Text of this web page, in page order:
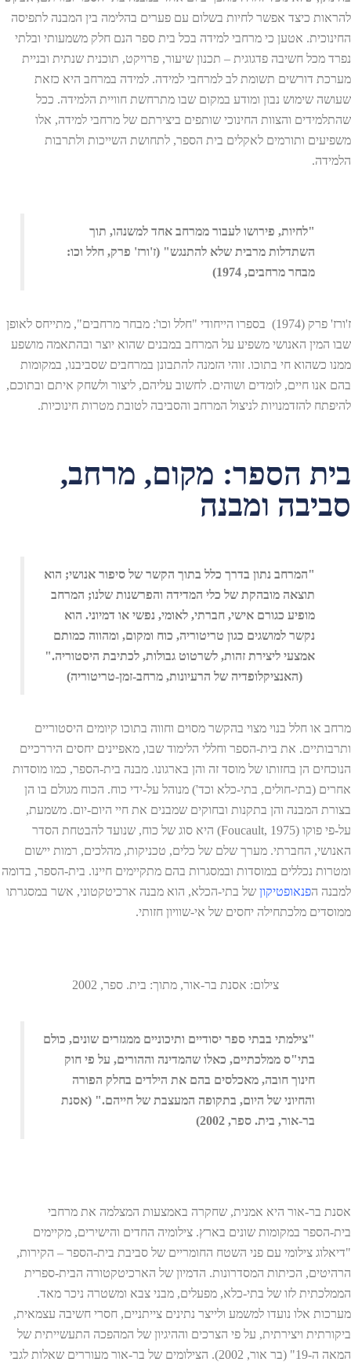
להראות כיצד אפשר לחיות בשלום עם פערים בהלימה בין המבנה לתפיסה
החינוכית. אטען כי מרחבי למידה בכל בית ספר הנם חלק משמעותי ובלתי
נפרד מכל חשיבה פדגוגית – תכנון שיעור, פרויקט, תוכנית שנתית ובניית
מערכת דורשים תשומת לב למרחבי למידה. למידה במרחב היא כזאת
שעושה שימוש נבון ומודע במקום שבו מתרחשת חוויית הלמידה. ככל
שהתלמידים והצוות החינוכי שותפים ביצירתם של מרחבי למידה, אלו
משפיעים ותורמים לאקלים בית הספר, לתחושת השייכות ולתרבות
הלמידה.
"לחיות, פירושו לעבור ממרחב אחד למשנהו, תוך
השתדלות מרבית שלא להתנגש" (ז'ורז' פרק, חלל וכו:
מבחר מרחבים, 1974)
ז'ורז' פרק (1974) בספרו הייחודי "חלל וכו': מבחר מרחבים", מתייחס לאופן
שבו המין האנושי משפיע על המרחב במבנים שהוא יוצר ובהתאמה מושפע
ממנו כשהוא חי בתוכו. זוהי הזמנה להתבונן במרחבים שסביבנו, במקומות
בהם אנו חיים, לומדים ושוהים. לחשוב עליהם, ליצור ולשחק איתם ובתוכם,
להיפתח להזדמנויות לניצול המרחב והסביבה לטובת מטרות חינוכיות.
בית הספר: מקום, מרחב,
סביבה ומבנה
"המרחב נתון בדרך כלל בתוך הקשר של סיפור אנושי; הוא
תוצאה מובהקת של כלי המדידה והפרשנות שלנו; המרחב
מופיע כגורם אישי, חברתי, לאומי, נפשי או דמיוני. הוא
נקשר למושגים כגון טריטוריה, כוח ומקום, ומהווה כמותם
אמצעי ליצירת זהות, לשרטוט גבולות, לכתיבת היסטוריה."
(האנציקלופדיה של הרעיונות, מרחב-זמן-טריטוריה)
מרחב או חלל בנוי מצוי בהקשר מסוים וחווה בתוכו קיומים היסטוריים
ותרבותיים. את בית-הספר וחללי הלימוד שבו, מאפיינים יחסים היררכיים
הנוכחים הן בחזותו של מוסד זה והן בארגונו. מבנה בית-הספר, כמו מוסדות
אחרים (בתי-חולים, בתי-כלא וכד') מנוהל על-ידי כוח. הכוח מגולם בו הן
בצורת המבנה והן בתקנות ובחוקים שמבנים את חיי היום-יום. משמעת,
על-פי פוקו (Foucault, 1975) היא סוג של כוח, שנועד להבטחת הסדר
האנושי, החברתי. מערך שלם של כלים, טכניקות, מהלכים, רמות יישום
ומטרות נכללים במוסדות ובמסגרות בהם מתקיימים חיינו. בית-הספר, בדומה
למבנה הפנאופטיקון של בתי-הכלא, הוא מבנה ארכיטקטוני, אשר במסגרתו
ממוסדים מלכתחילה יחסים של אי-שוויון חזותי.
צילום: אסנת בר-אור, מתוך: בית. ספר, 2002
"צילמתי בבתי ספר יסודיים ותיכוניים ממגזרים שונים, כולם
בתי"ס ממלכתיים, כאלו שהמדינה וההורים, על פי חוק
חינוך חובה, מאכלסים בהם את הילדים בחלק הפורה
והחיוני של היום, בתקופה המעצבת של חייהם." (אסנת
בר-אור, בית. ספר, 2002)
אסנת בר-אור היא אמנית, שחקרה באמצעות המצלמה את מרחבי
בית-הספר במקומות שונים בארץ. צילומיה החדים והישירים, מקיימים
"דיאלוג צילומי עם פני השטח החומריים של סביבת בית-הספר – הקירות,
הרהיטים, הכיתות המסדרונות. הדמיון של הארכיטקטורה הבית-ספרית
הממלכתית לזו של בתי-כלא, מפעלים, מבני צבא ומשטרה ניכר מאד.
מערכות אלו נועדו למשמע ולייצר נתינים צייתניים, חסרי חשיבה עצמאית,
ביקורתית ויצירתית, על פי הצרכים וההיגיון של המהפכה התעשייתית של
המאה ה-19" (בר אור, 2002). הצילומים של בר-אור מעוררים שאלות לגבי